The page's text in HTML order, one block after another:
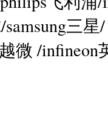
三
微 /